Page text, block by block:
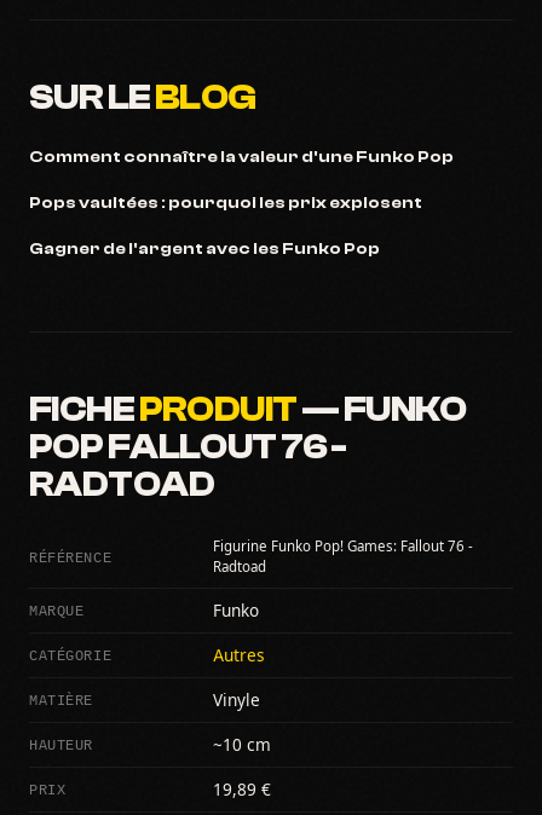
SUR LEBLOG
Comment connaître la valeur d'une Funko Pop
Pops vaultées : pourquoi les prix explosent
Gagner de l'argent avec les Funko Pop
FICHEPRODUIT— FUNKO
POP FALLOUT 76 -
RADTOAD
RÉFÉRENCE
Figurine Funko Pop! Games: Fallout 76 -
Radtoad
MARQUE Funko
CATÉGORIE Autres
MATIÈRE Vinyle
HAUTEUR ~10 cm
PRIX 19,89 €